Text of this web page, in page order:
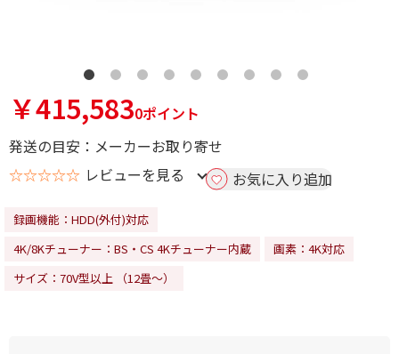
￥415,5830ポイント
発送の目安：メーカーお取り寄せ
☆☆☆☆☆ レビューを見る お気に入り追加
録画機能：HDD(外付)対応
4K/8Kチューナー：BS・CS 4Kチューナー内蔵
画素：4K対応
サイズ：70V型以上 （12畳～）